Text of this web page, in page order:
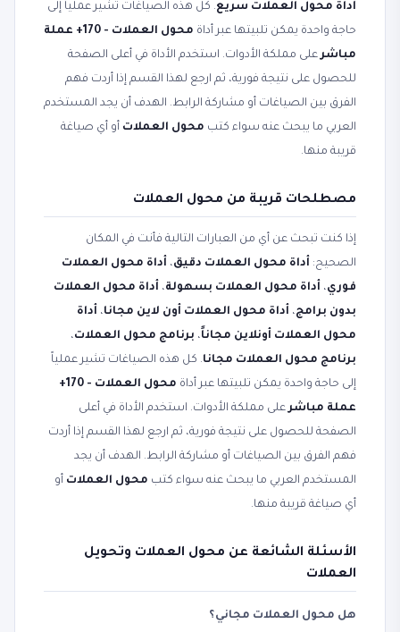
أداة محول العملات سريع. كل هذه الصياغات تشير عملياً إلى
حاجة واحدة يمكن تلبيتها عبر أداة
محول العملات - 170+ عملة
مباشرعلى مملكة الأدوات. استخدم الأداة في أعلى الصفحة
للحصول على نتيجة فورية، ثم ارجع لهذا القسم إذا أردت فهم
الفرق بين الصياغات أو مشاركة الرابط. الهدف أن يجد المستخدم
العربي ما يبحث عنه سواء كتب محول العملات أو أي صياغة
قريبة منها.
مصطلحات قريبة من محول العملات
إذا كنت تبحث عن أي من العبارات التالية فأنت في المكان
الصحيح: أداة محول العملات دقيق، أداة محول العملات
فوري، أداة محول العملات بسهولة، أداة محول العملات
بدون برامج، أداة محول العملات أون لاين مجانا، أداة
محول العملات أونلاين مجاناً، برنامج محول العملات،
برنامج محول العملات مجانا. كل هذه الصياغات تشير عملياً
إلى حاجة واحدة يمكن تلبيتها عبر أداة
محول العملات - 170+
عملة مباشرعلى مملكة الأدوات. استخدم الأداة في أعلى
الصفحة للحصول على نتيجة فورية، ثم ارجع لهذا القسم إذا أردت
فهم الفرق بين الصياغات أو مشاركة الرابط. الهدف أن يجد
المستخدم العربي ما يبحث عنه سواء كتب محول العملات أو
أي صياغة قريبة منها.
الأسئلة الشائعة عن محول العملات وتحويل
العملات
هل محول العملات مجاني؟